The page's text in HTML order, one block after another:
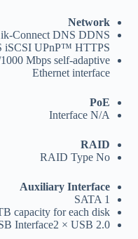
Network
Connect DNS DDNS
iSCSI UPnP™ HTTPS
Mbps self-adaptive
Ethernet interface
PoE
Interface N/A
RAID
RAID Type No
Auxiliary Interface
SATA 1
capacity for each disk
Interface2 × USB 2.0